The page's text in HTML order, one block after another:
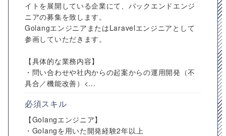
イトを展開している企業にて、バックエンドエンジ
ニアの募集を致します。
GolangエンジニアまたはLaravelエンジニアとして
参画していただきます。
【具体的な業務内容】
・問い合わせや社内からの起案からの運用開発（不
具合／機能改善）<...
必須スキル
【Golangエンジニア】
・Golangを用いた開発経験2年以上